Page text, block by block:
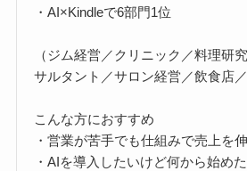
・AI×Kindleで6部門1位
（ジム経営／クリニック／料理研
サルタント／サロン経営／飲食店
こんな方におすすめ
・営業が苦手でも仕組みで売上を
・AIを導入したいけど何から始め